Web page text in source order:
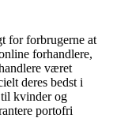
for forbrugerne at
forhandlere,
været
deres bedst i
til kvinder og
portofri